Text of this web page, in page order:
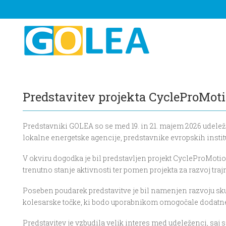
Predstavitev projekta
Predstavniki GOLEA so se med 19. in 21. majem 2026
lokalne energetske agencije, predstavnike evropskih
V okviru dogodka je bil predstavljen projekt
trenutno stanje aktivnosti ter pomen projekta za razvoj
Poseben poudarek predstavitve je bil namenjen razvoju
kolesarske točke, ki bodo uporabnikom omogočale
Predstavitev je vzbudila velik interes med udeleženci,